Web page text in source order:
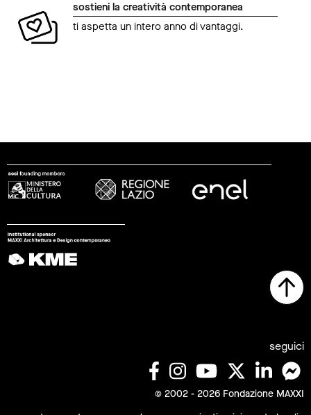
sostieni la creatività contemporanea
ti aspetta un intero anno di vantaggi.
seguici
© 2002 - 2026 Fondazione MAXXI